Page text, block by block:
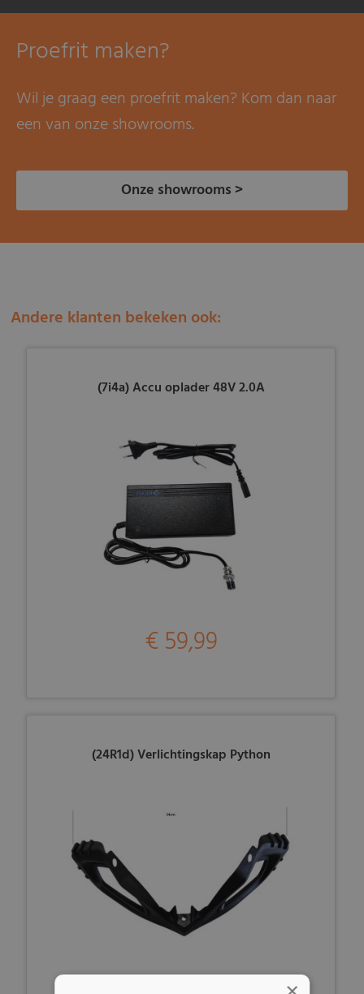
Proefrit maken?
Wil je graag een proefrit maken? Kom dan naar
een van onze showrooms.
Onze showrooms >
Andere klanten bekeken ook:
(7i4a) Accu oplader 48V 2.0A
€ 59,99
(24R1d) Verlichtingskap Python